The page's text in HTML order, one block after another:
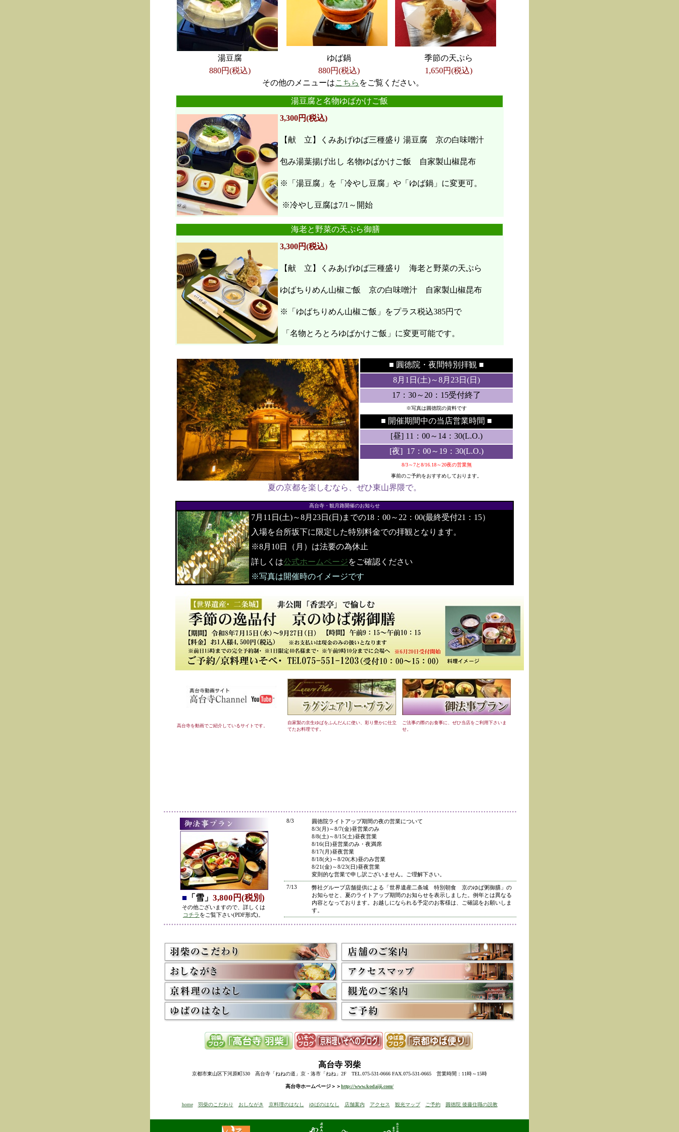
湯豆腐 ゆば鍋
季節の天ぷら
880円(税込)
880円(税込) 1,650円(税込)
その他のメニューはこちら をご覧ください。
湯豆腐と名物ゆばかけご飯
3,300円(税込)
【献 立】くみあげゆば三種盛り 湯豆腐 京の白味噌汁
包み湯葉揚げ出し 名物ゆばかけご飯 自家製山椒昆布
※「湯豆腐」を「冷やし豆腐」や「ゆば鍋」に変更可。
※冷やし豆腐は7/1～開始
海老と野菜の天ぷら御膳
3,300円(税込)
【献 立】くみあげゆば三種盛り 海老と野菜の天ぷら
ゆばちりめん山椒ご飯 京の白味噌汁 自家製山椒昆布
※「ゆばちりめん山椒ご飯」をプラス税込385円で
「名物とろとろゆばかけご飯」に変更可能です。
■ 圓徳院・ 夜間特別拝観 ■
8月1日(土)～8月23日(日)
17：30～20：15受付終了
※写真は圓徳院の資料です
■ 開催期間中の当店営業時間 ■
[昼] 11：00～14：30(L.O.)
[夜] 17：00～19：30(L.O.)
8/3～7と8/16.18～20夜の営業無
事前のご予約をおすすめしております。
夏の京都を楽しむなら、ぜひ東山界隈で。
高台寺・観月路開催のお知らせ
7月11日(土)～8月23日(日)までの18：00～22：00(最終受付21：15）
入場を台所坂下に限定した特別料金での拝観となります。
※8月10日（月）は法要の為休止
詳しくは公式ホームページをご確認ください
※写真は開催時のイメージです
高台寺を動画でご紹介しているサイトです。
自家製の京生ゆばをふんだんに使い、彩り豊かに仕立
てたお料理です。
ご法事の際のお食事に、ぜひ当店をご利用下さいま
せ。
■ 「雪」 3,800円(税別)
その他ございますので、詳しくは
コチラ をご覧下さい(PDF形式)。
8/3
圓徳院ライトアップ期間の夜の営業について
8/3(月)～8/7(金)昼営業のみ
8/8(土)～8/15(土)昼夜営業
8/16(日)昼営業のみ・夜満席
8/17(月)昼夜営業
8/18(火)～8/20(木)昼のみ営業
8/21(金)～8/23(日)昼夜営業
変則的な営業で申し訳ございません。ご理解下さい。
7/13
弊社グループ店舗提供による「世界遺産二条城 特別朝食 京のゆば粥御膳」の
お知らせと、夏のライトアップ期間のお知らせを表示しました。例年とは異なる
内容となっております。お越しになられる予定のお客様は、ご確認をお願いしま
す。
5/8
高台寺・圓徳院 春のライトアップ終了に伴い、表示を削除しました。
3/2
京料理いそべ担当・世界遺産二条城での特別昼食、高台寺冬の夜の茶会「夜咄」
終了に伴い削除させていただきました。多くのお客様にご利用いただきありがと
うございました。
高台寺・圓徳院・春の夜間ライトアップのお知らせを表示しました。
お越しの際のお食事に、ぜひ当店をご利用下さい。
12/15
高台寺・秋の夜間特別拝観終了に伴い、表示を削除させていただきました。
たくさんのお客様にお越しいただき、ありがとうございました。
来年1月からの催しを2件表示させていただきました。
ぜひご予約下さい。
12/13(土)は寺院行事の為、休業とさせていただきます。
10/20
高台寺・圓徳院・秋の夜間特別拝観のお知らせを表示しました。
前日までにご予約ください。
当日はお並びいただいた順に席へご案内いたします。
8/18 高台寺・秋の夜の観月茶会と秋の夜間特別拝観のお知らせを表示しました
らせを追加しました。
5/26 昨今の原材料費・燃料費・人件費等の高騰によりやむを得ず、価格改定をさせて
いただきます
高台寺 羽柴
京都市東山区下河原町530 高台寺「ねねの道」京・洛市「ねね」2F TEL.075-531-0666 FAX.075-531-0665 営業時間：11時～15時
高台寺ホームページ＞＞http://www.kodaiji.com/
home 羽柴のこだわり おしながき 京料理のはなし ゆばのはなし 店舗案内 アクセス 観光マップ ご予約 圓徳院 後藤住職の説教